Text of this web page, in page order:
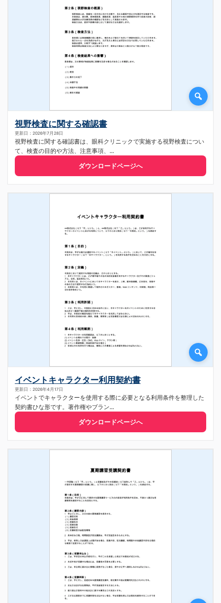
視野検査に関する確認書
更新日：2026年7月28日
視野検査に関する確認書は、眼科クリニックで実施する視野検査につい
て、検査の目的や方法、注意事項、...
ダウンロードページへ
イベントキャラクター利用契約書
更新日：2026年4月17日
イベントでキャラクターを使用する際に必要となる利用条件を整理した
契約書ひな形です。著作権やブラン...
ダウンロードページへ